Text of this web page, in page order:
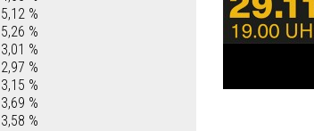
5,12 %
5,26 %
3,01 %
2,97 %
3,15 %
3,69 %
3,58 %